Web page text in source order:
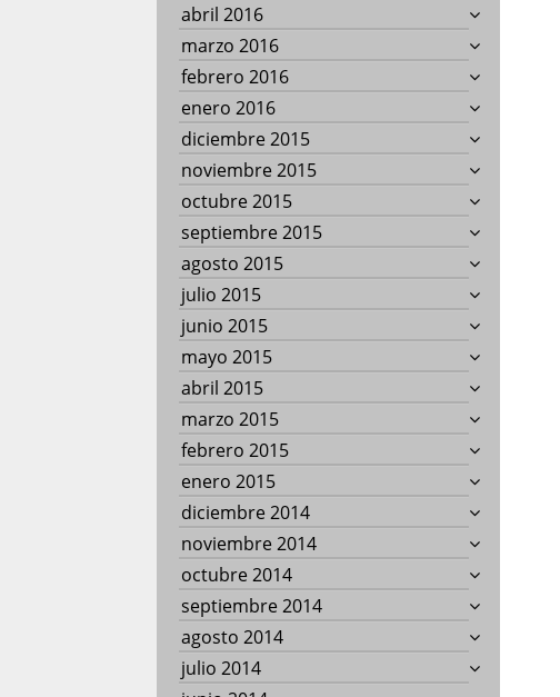
abril 2016
marzo 2016
febrero 2016
enero 2016
diciembre 2015
noviembre 2015
octubre 2015
septiembre 2015
agosto 2015
julio 2015
junio 2015
mayo 2015
abril 2015
marzo 2015
febrero 2015
enero 2015
diciembre 2014
noviembre 2014
octubre 2014
septiembre 2014
agosto 2014
julio 2014